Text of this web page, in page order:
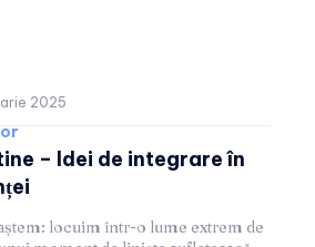
2025
– Idei de integrare în
locuim într-o lume extrem de